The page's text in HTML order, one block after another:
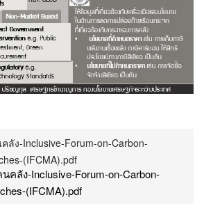
ลัง-Inclusive-Forum-on-Carbon-
(IFCMA).pdf
คลัง-Inclusive-Forum-on-Carbon-
(IFCMA).pdf